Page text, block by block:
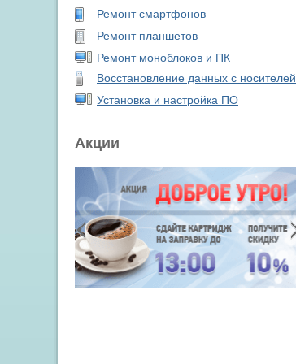
Ремонт смартфонов
Ремонт планшетов
Ремонт моноблоков и ПК
Восстановление данных с носителей
Установка и настройка ПО
Акции